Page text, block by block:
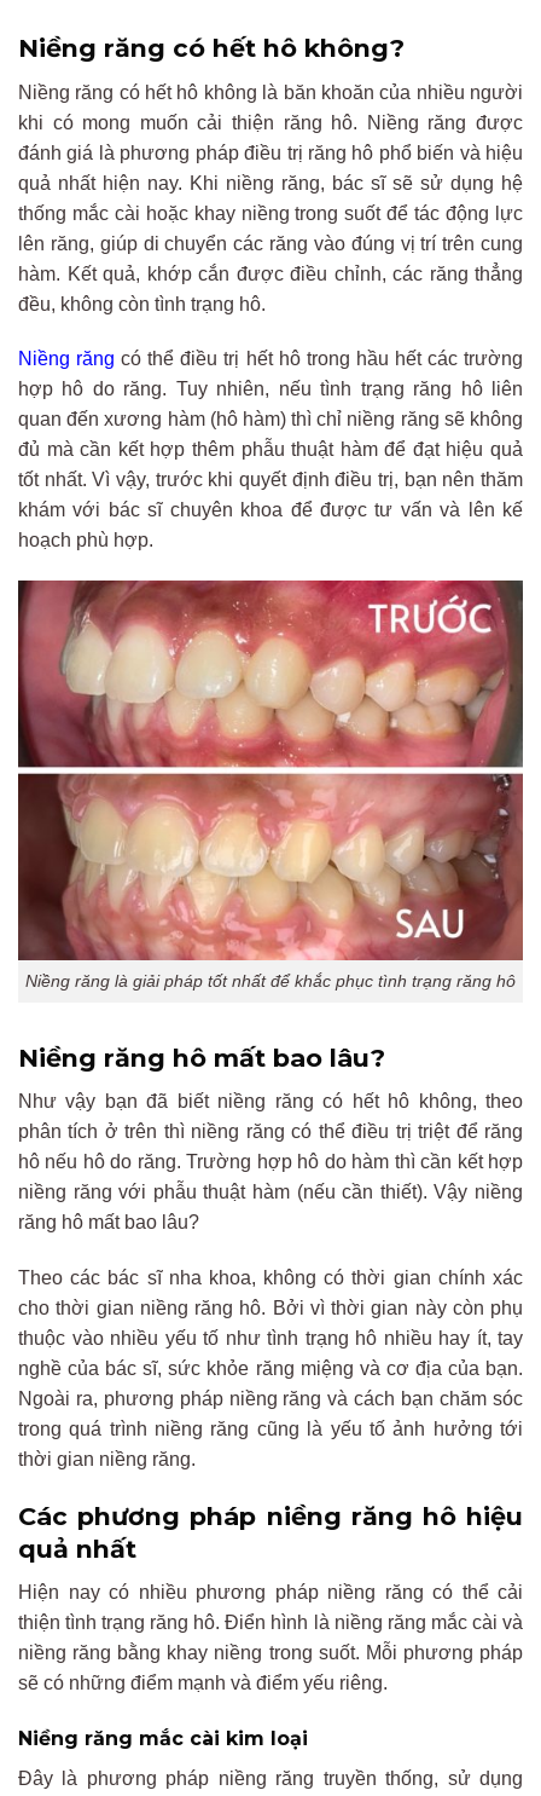
Niềng răng có hết hô không?
Niềng răng có hết hô không là băn khoăn của nhiều người
khi có mong muốn cải thiện răng hô. Niềng răng được
đánh giá là phương pháp điều trị răng hô phổ biến và hiệu
quả nhất hiện nay. Khi niềng răng, bác sĩ sẽ sử dụng hệ
thống mắc cài hoặc khay niềng trong suốt để tác động lực
lên răng, giúp di chuyển các răng vào đúng vị trí trên cung
hàm. Kết quả, khớp cắn được điều chỉnh, các răng thẳng
đều, không còn tình trạng hô.
Niềng răng có thể điều trị hết hô trong hầu hết các trường
hợp hô do răng. Tuy nhiên, nếu tình trạng răng hô liên
quan đến xương hàm (hô hàm) thì chỉ niềng răng sẽ không
đủ mà cần kết hợp thêm phẫu thuật hàm để đạt hiệu quả
tốt nhất. Vì vậy, trước khi quyết định điều trị, bạn nên thăm
khám với bác sĩ chuyên khoa để được tư vấn và lên kế
hoạch phù hợp.
Niềng răng là giải pháp tốt nhất để khắc phục tình trạng răng hô
Niềng răng hô mất bao lâu?
Như vậy bạn đã biết niềng răng có hết hô không, theo
phân tích ở trên thì niềng răng có thể điều trị triệt để răng
hô nếu hô do răng. Trường hợp hô do hàm thì cần kết hợp
niềng răng với phẫu thuật hàm (nếu cần thiết). Vậy niềng
răng hô mất bao lâu?
Theo các bác sĩ nha khoa, không có thời gian chính xác
cho thời gian niềng răng hô. Bởi vì thời gian này còn phụ
thuộc vào nhiều yếu tố như tình trạng hô nhiều hay ít, tay
nghề của bác sĩ, sức khỏe răng miệng và cơ địa của bạn.
Ngoài ra, phương pháp niềng răng và cách bạn chăm sóc
trong quá trình niềng răng cũng là yếu tố ảnh hưởng tới
thời gian niềng răng.
Các phương pháp niềng răng hô hiệu
quả nhất
Hiện nay có nhiều phương pháp niềng răng có thể cải
thiện tình trạng răng hô. Điển hình là niềng răng mắc cài và
niềng răng bằng khay niềng trong suốt. Mỗi phương pháp
sẽ có những điểm mạnh và điểm yếu riêng.
Niềng răng mắc cài kim loại
Đây là phương pháp niềng răng truyền thống, sử dụng